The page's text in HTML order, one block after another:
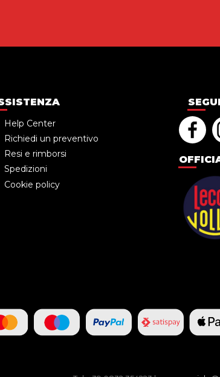
Help Center
Richiedi un preventivo
Resi e rimborsi
Spedizioni
Cookie policy